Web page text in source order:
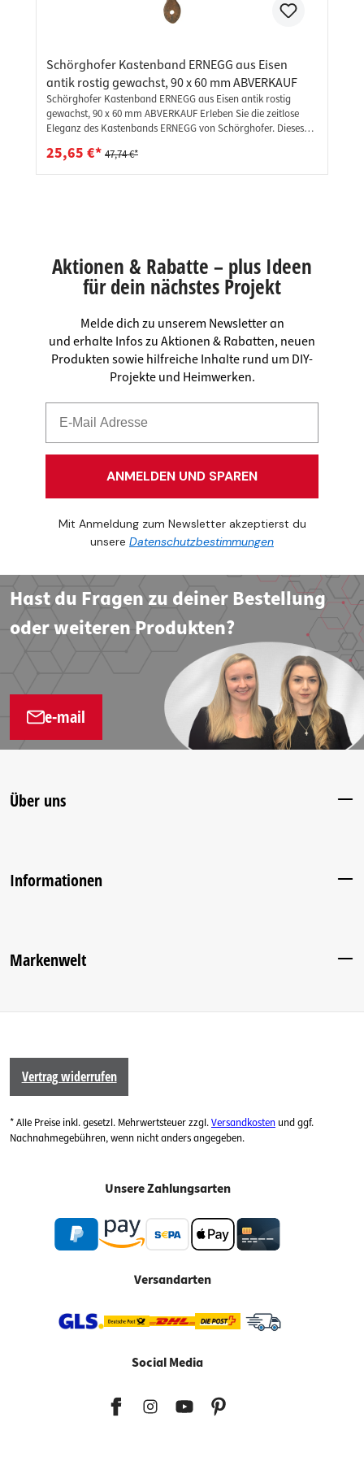
Schörghofer Kastenband ERNEGG aus Eisen
antik rostig gewachst, 90 x 60 mm ABVERKAUF
Schörghofer Kastenband ERNEGG aus Eisen antik rostig
gewachst, 90 x 60 mm ABVERKAUF Erleben Sie die zeitlose
Eleganz des Kastenbands ERNEGG von Schörghofer. Dieses
und besticht durch seine gerostete, gewachste Oberfläche.
Jedes Kastenband wird mit höchster Sorgfalt und Präzision
Funktionalität mit ästhetischer Raffinesse und ist die perfekte
Ergänzung für Türen, die eine besondere Note verdienen.
MADE IN AUSTRIA
25,65 €* 47,74 €*
Aktionen & Rabatte – plus Ideen
für dein nächstes Projekt
Melde dich zu unserem Newsletter an
und erhalte Infos zu Aktionen & Rabatten, neuen
Produkten sowie hilfreiche Inhalte rund um DIY-
Projekte und Heimwerken.
ANMELDEN UND SPAREN
Mit Anmeldung zum Newsletter akzeptierst du
unsere Datenschutzbestimmungen
Hast du Fragen zu deiner Bestellung
oder weiteren Produkten?
e-mail
Über uns
Informationen
Markenwelt
Vertrag widerrufen
* Alle Preise inkl. gesetzl. Mehrwertsteuer zzgl.Versandkosten und ggf.
Nachnahmegebühren, wenn nicht anders angegeben.
Unsere Zahlungsarten
Versandarten
Social Media